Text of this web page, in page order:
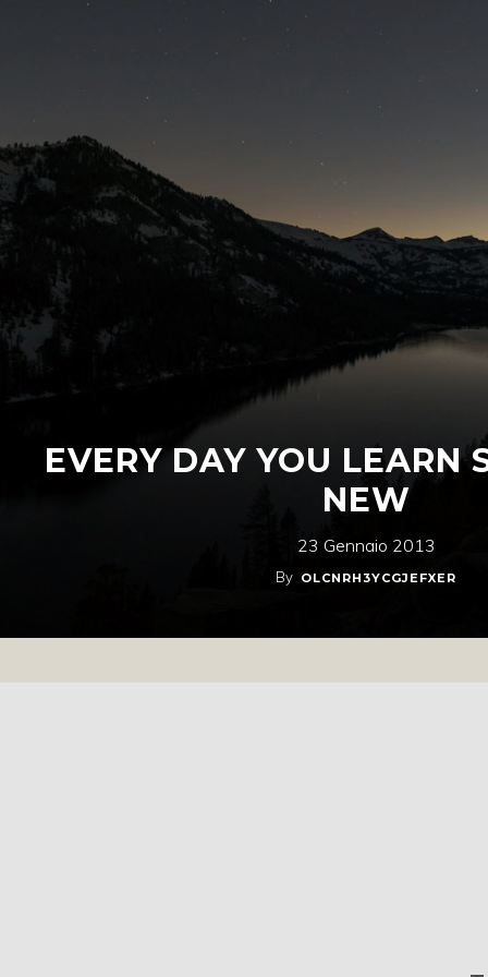
EVERY DAY YOU LEARN
NEW
23 Gennaio 2013
By OLCNRH3YCGJEFXER